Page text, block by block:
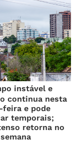
instável e
continua nesta
feira e pode
temporais;
retorna no